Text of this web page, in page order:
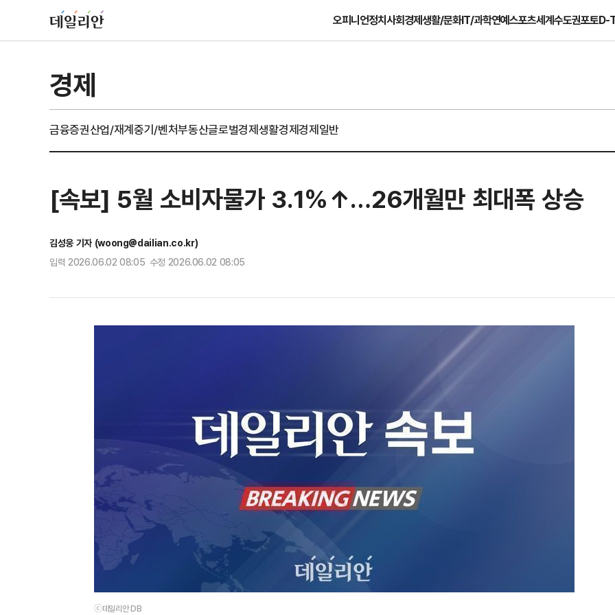
오피니언정치사회경제생활/문화IT/과학연예스포츠세계수도권포토D-
경제
금융증권산업/재계중기/벤처부동산글로벌경제생활경제경제일반
[속보] 5월 소비자물가 3.1%↑…26개월만 최대폭 상승
김성웅 기자 (woong@dailian.co.kr)
입력 2026.06.02 08:05 수정 2026.06.02 08:05
ⓒ데일리안 DB